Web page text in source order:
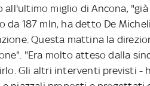
miglio di Ancona,
da 187 mln, ha detto De
Questa mattina la
"Era molto atteso dalla
Gli altri interventi previsti -